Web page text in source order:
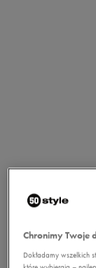
Chronimy Twoje
Dokładamy wszelkich